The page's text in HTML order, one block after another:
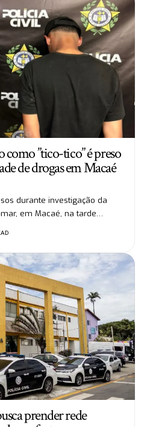
”tico-tico” é preso
de drogas em Macaé
durante investigação da
em Macaé, na tarde…
prender rede